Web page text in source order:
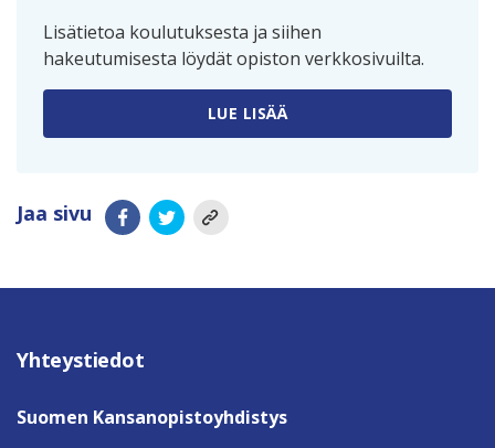
Lisätietoa koulutuksesta ja siihen
hakeutumisesta löydät opiston verkkosivuilta.
LUE LISÄÄ
Jaa sivu
Yhteystiedot
Suomen Kansanopistoyhdistys